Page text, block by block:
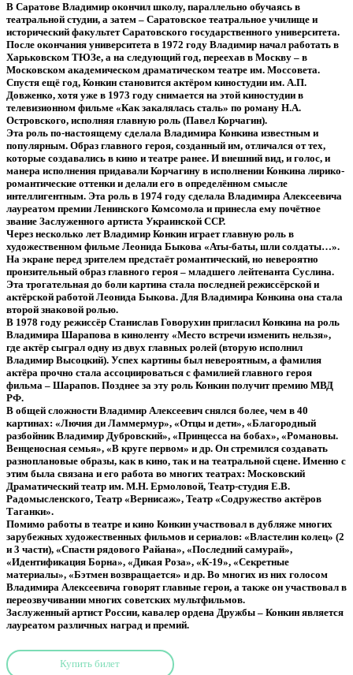
В Саратове Владимир окончил школу, параллельно обучаясь в
театральной студии, а затем – Саратовское театральное училище и
исторический факультет Саратовского государственного университета.
После окончания университета в 1972 году Владимир начал работать в
Харьковском ТЮЗе, а на следующий год, переехав в Москву – в
Московском академическом драматическом театре им. Моссовета.
Спустя ещё год, Конкин становится актёром киностудии им. А.П.
Довженко, хотя уже в 1973 году снимается на этой киностудии в
телевизионном фильме «Как закалялась сталь» по роману Н.А.
Островского, исполняя главную роль (Павел Корчагин).
Эта роль по-настоящему сделала Владимира Конкина известным и
популярным. Образ главного героя, созданный им, отличался от тех,
которые создавались в кино и театре ранее. И внешний вид, и голос, и
манера исполнения придавали Корчагину в исполнении Конкина лирико-
романтические оттенки и делали его в определённом смысле
интеллигентным. Эта роль в 1974 году сделала Владимира Алексеевича
лауреатом премии Ленинского Комсомола и принесла ему почётное
звание Заслуженного артиста Украинской ССР.
Через несколько лет Владимир Конкин играет главную роль в
художественном фильме Леонида Быкова «Аты-баты, шли солдаты…».
На экране перед зрителем предстаёт романтический, но невероятно
пронзительный образ главного героя – младшего лейтенанта Суслина.
Эта трогательная до боли картина стала последней режиссёрской и
актёрской работой Леонида Быкова. Для Владимира Конкина она стала
второй знаковой ролью.
В 1978 году режиссёр Станислав Говорухин пригласил Конкина на роль
Владимира Шарапова в киноленту «Место встречи изменить нельзя»,
где актёр сыграл одну из двух главных ролей (вторую исполнил
Владимир Высоцкий). Успех картины был невероятным, а фамилия
актёра прочно стала ассоциироваться с фамилией главного героя
фильма – Шарапов. Позднее за эту роль Конкин получит премию МВД
РФ.
В общей сложности Владимир Алексеевич снялся более, чем в 40
картинах: «Лючия ди Ламмермур», «Отцы и дети», «Благородный
разбойник Владимир Дубровский», «Принцесса на бобах», «Романовы.
Венценосная семья», «В круге первом» и др. Он стремился создавать
разноплановые образы, как в кино, так и на театральной сцене. Именно с
этим была связана и его работа во многих театрах: Московский
Драматический театр им. М.Н. Ермоловой, Театр-студия Е.В.
Радомысленского, Театр «Вернисаж», Театр «Содружество актёров
Таганки».
Помимо работы в театре и кино Конкин участвовал в дубляже многих
зарубежных художественных фильмов и сериалов: «Властелин колец» (2
и 3 части), «Спасти рядового Райана», «Последний самурай»,
«Идентификация Борна», «Дикая Роза», «К-19», «Секретные
материалы», «Бэтмен возвращается» и др. Во многих из них голосом
Владимира Алексеевича говорят главные герои, а также он участвовал в
переозвучивании многих советских мультфильмов.
Заслуженный артист России, кавалер ордена Дружбы – Конкин является
лауреатом различных наград и премий.
Купить билет